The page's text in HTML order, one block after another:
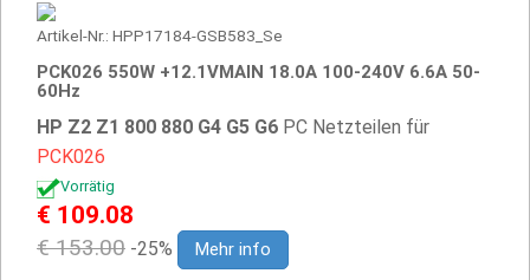
Artikel-Nr.: HPP17184-GSB583_Se
PCK026 550W +12.1VMAIN 18.0A 100-240V 6.6A 50-
60Hz
HP Z2 Z1 800 880 G4 G5 G6 PC Netzteilen für
PCK026
Vorrätig
€ 109.08
€ 153.00 -25% Mehr info